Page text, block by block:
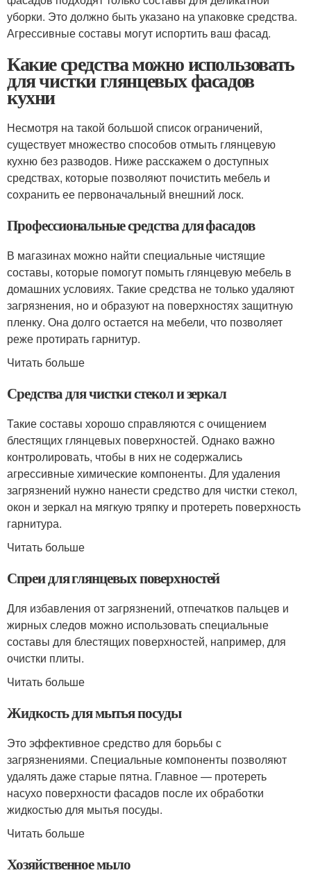
уборки. Это должно быть указано на упаковке средства.
Агрессивные составы могут испортить ваш фасад.
Какие средства можно использовать
для чистки глянцевых фасадов
кухни
Несмотря на такой большой список ограничений,
существует множество способов отмыть глянцевую
кухню без разводов. Ниже расскажем о доступных
средствах, которые позволяют почистить мебель и
сохранить ее первоначальный внешний лоск.
Профессиональные средства для фасадов
В магазинах можно найти специальные чистящие
составы, которые помогут помыть глянцевую мебель в
домашних условиях. Такие средства не только удаляют
загрязнения, но и образуют на поверхностях защитную
пленку. Она долго остается на мебели, что позволяет
реже протирать гарнитур.
Читать больше
Средства для чистки стекол и зеркал
Такие составы хорошо справляются с очищением
блестящих глянцевых поверхностей. Однако важно
контролировать, чтобы в них не содержались
агрессивные химические компоненты. Для удаления
загрязнений нужно нанести средство для чистки стекол,
окон и зеркал на мягкую тряпку и протереть поверхность
гарнитура.
Читать больше
Спреи для глянцевых поверхностей
Для избавления от загрязнений, отпечатков пальцев и
жирных следов можно использовать специальные
составы для блестящих поверхностей, например, для
очистки плиты.
Читать больше
Жидкость для мытья посуды
Это эффективное средство для борьбы с
загрязнениями. Специальные компоненты позволяют
удалять даже старые пятна. Главное — протереть
насухо поверхности фасадов после их обработки
жидкостью для мытья посуды.
Читать больше
Хозяйственное мыло